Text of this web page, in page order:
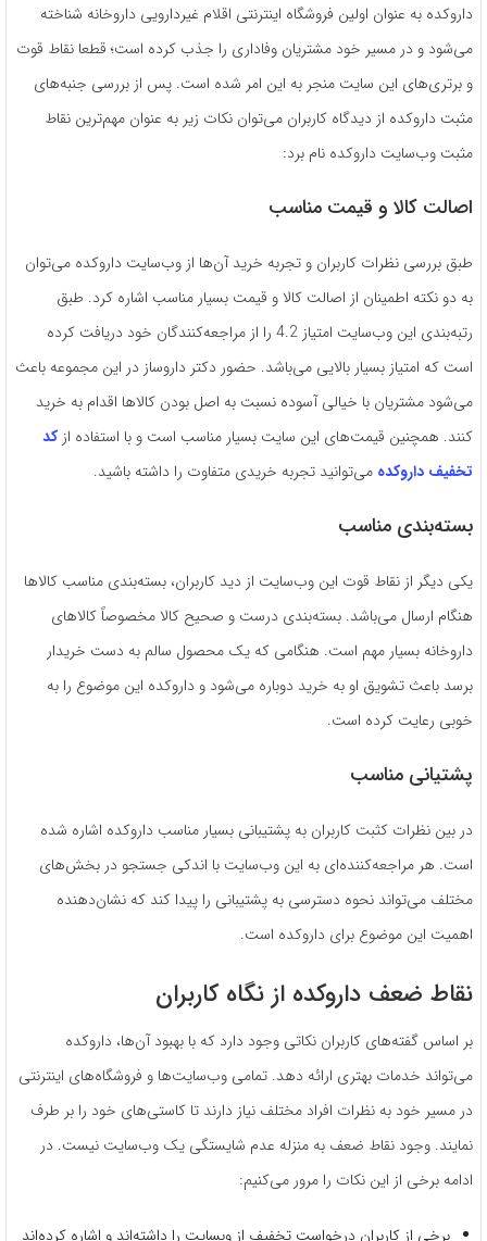
داروکده به عنوان اولین فروشگاه اینترنتی اقلام غیردارویی داروخانه شناخته
می‌شود و در مسیر خود مشتریان وفاداری را جذب کرده است؛ قطعا نقاط قوت
و برتری‌های این سایت منجر به این امر شده است. پس از بررسی جنبه‌های
مثبت داروکده از دیدگاه کاربران می‌توان نکات زیر به عنوان مهم‌ترین نقاط
مثبت وب‌سایت داروکده نام برد:
اصالت کالا و قیمت مناسب
طبق بررسی نظرات کاربران و تجربه خرید آن‌ها از وب‌سایت داروکده می‌توان
به دو نکته اطمینان از اصالت کالا و قیمت بسیار مناسب اشاره کرد. طبق
رتبه‌بندی این وب‌سایت امتیاز 4.2 را از مراجعه‌کنندگان خود دریافت کرده
است که امتیاز بسیار بالایی می‌باشد. حضور دکتر داروساز در این مجموعه باعث
می‌شود مشتریان با خیالی آسوده نسبت به اصل بودن کالاها اقدام به خرید
کنند. همچنین قیمت‌های این سایت بسیار مناسب است و با استفاده ازکد
تخفیف داروکده می‌توانید تجربه خریدی متفاوت را داشته باشید.
بسته‌بندی مناسب
یکی دیگر از نقاط قوت این وب‌سایت از دید کاربران، بسته‌بندی مناسب کالاها
هنگام ارسال می‌باشد. بسته‌بندی درست و صحیح کالا مخصوصاً کالاهای
داروخانه بسیار مهم است. هنگامی که یک محصول سالم به دست خریدار
برسد باعث تشویق او به خرید دوباره می‌شود و داروکده این موضوع را به
خوبی رعایت کرده است.
پشتیانی مناسب
در بین نظرات کثبت کاربران به پشتیبانی بسیار مناسب داروکده اشاره شده
است. هر مراجعه‌کننده‌ای به این وب‌سایت با اندکی جستجو در بخش‌های
مختلف می‌تواند نحوه دسترسی به پشتیبانی را پیدا کند که نشان‌دهنده
اهمیت این موضوع برای داروکده است.
نقاط ضعف داروکده از نگاه کاربران
بر اساس گفته‌های کاربران نکاتی وجود دارد که با بهبود آن‌ها، داروکده
می‌تواند خدمات بهتری ارائه دهد. تمامی وب‌سایت‌ها و فروشگاه‌های اینترنتی
در مسیر خود به نظرات افراد مختلف نیاز دارند تا کاستی‌های خود را بر طرف
نمایند. وجود نقاط ضعف به منزله عدم شایستگی یک وب‌سایت نیست. در
ادامه برخی از این نکات را مرور می‌کنیم:
برخی از کاربران درخواست تخفیف از وبسایت را داشته‌اند و اشاره کرده‌اند